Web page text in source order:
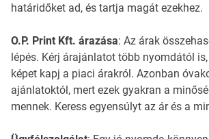
határidőket ad, és tartja magát ezekhez.
O.P. Print Kft. árazása: Az árak
lépés. Kérj árajánlatot több nyomdától
képet kapj a piaci árakról. Azonban
ajánlatoktól, mert ezek gyakran a
mennek. Keress egyensúlyt az ár és a